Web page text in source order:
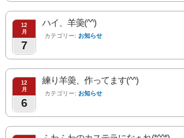
12
月
7
ハイ、羊羮(^^)
カテゴリー: お知らせ
12
月
6
練り羊羮、作ってます(^^)
カテゴリー: お知らせ